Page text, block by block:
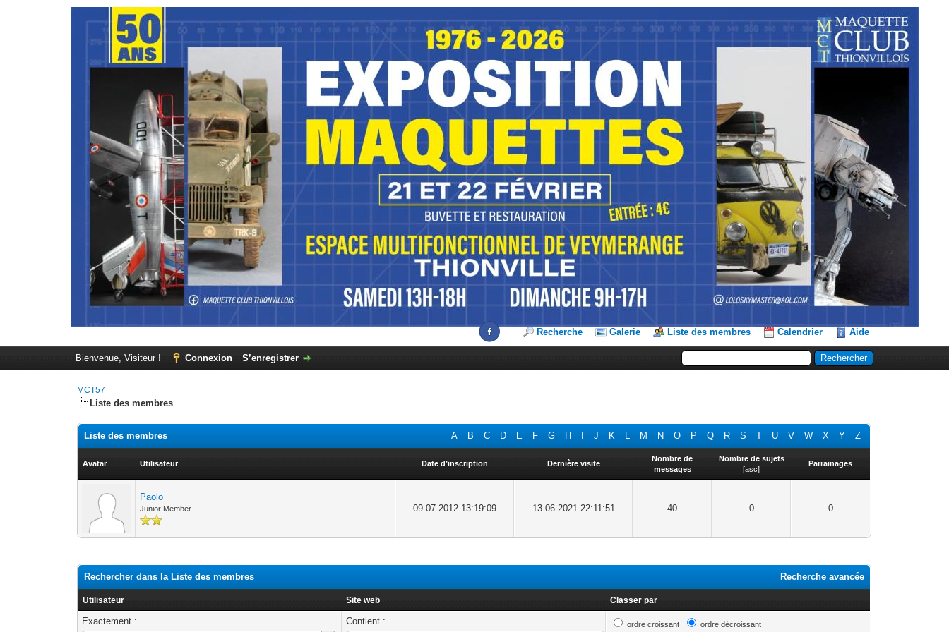
Recherche Galerie Liste des membres Calendrier Aide
Bienvenue, Visiteur ! Connexion S’enregistrer
MCT57
Liste des membres
A B C D E F G H J K L M N O P Q R S T U V W X Y Z
Liste des membres
Avatar Utilisateur Date d’inscription Dernière visite
Nombre de
messages
Nombre de sujets
[asc]
Parrainages
Paolo
Junior Member 09-07-2012 13:19:09 13-06-2021 22:11:51 40 0 0
Recherche avancée
Rechercher dans la Liste des membres
Utilisateur Site web Classer par
Exactement :
Contient : ordre croissant ordre décroissant